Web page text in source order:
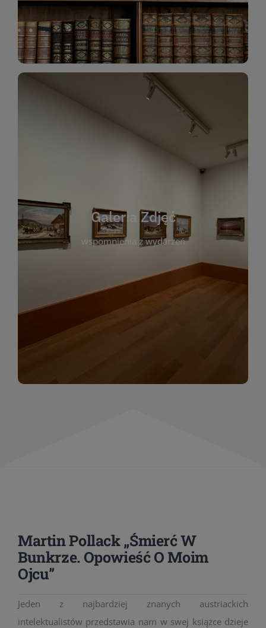
Katalog Zbiorów
Galeria Zdjęć
wspomnienia z wydarzeń
Galeria Zdjęć
wspomnienia z wydarzeń, spotkań i projektów
którym można zobaczyć, jak żyje nasza biblioteka
i jej społeczność. Zdjęcia dokumentują zarówno
uroczyste chwile, jak i codzienne aktywności
czytelników. Regularnie dodajemy nowe galerie,
by każdy mógł powrócić do wyjątkowych
momentów. Zapraszamy do obejrzenia,
wspominania i inspirowania się!
Martin Pollack „Śmierć W
Bunkrze. Opowieść O Moim
Ojcu”
Jeden z najbardziej znanych austriackich
intelektualistów przedstawia nam w swej książce dzieje